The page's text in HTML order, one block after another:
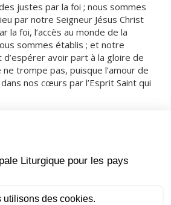
justes par la foi ; nous sommes
par notre Seigneur Jésus Christ
la foi, l’accès au monde de la
sommes établis ; et notre
d’espérer avoir part à la gloire de
ne trompe pas, puisque l’amour de
nos cœurs par l’Esprit Saint qui
sans fin je le chante :
d'âge en âge.
selon ta grâce, alors tu pourras